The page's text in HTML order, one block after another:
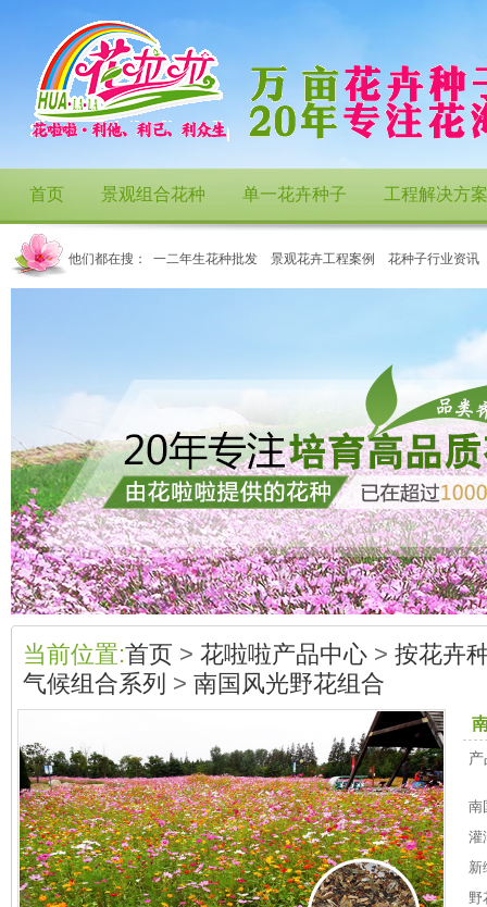
首页 景观组合花种 单一花卉种子 工程解决方案
他们都在搜： 一二年生花种批发 景观花卉工程案例 花种子行业资讯
当前位置:首页 > 花啦啦产品中心 > 按花卉
气候组合系列 > 南国风光野花组合
南
灌
新
野